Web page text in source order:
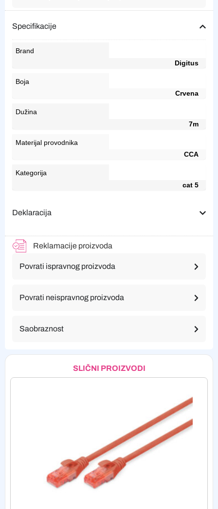
Specifikacije
Brand
Digitus
Boja
Crvena
Dužina
7m
Materijal provodnika
CCA
Kategorija
cat 5
Deklaracija
Reklamacije proizvoda
Povrati ispravnog proizvoda
Povrati neispravnog proizvoda
Saobraznost
SLIČNI PROIZVODI